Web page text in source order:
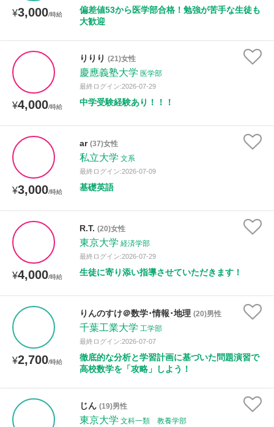
¥3,000/時給
偏差値53から医学部合格！勉強が苦手な生徒も
大歓迎
¥4,000/時給
りりり (21)女性
慶應義塾大学 医学部
最終ログイン:2026-07-29
中学受験経験あり！！！
¥3,000/時給
ar (37)女性
私立大学 文系
最終ログイン:2026-07-09
基礎英語
¥4,000/時給
R.T. (20)女性
東京大学 経済学部
最終ログイン:2026-07-29
生徒に寄り添い指導させていただきます！
¥2,700/時給
りんのすけ＠数学･情報･地理 (20)男性
千葉工業大学 工学部
最終ログイン:2026-07-07
徹底的な分析と学習計画に基づいた問題演習で
高校数学を「攻略」しよう！
じん (19)男性
東京大学 文科一類 教養学部